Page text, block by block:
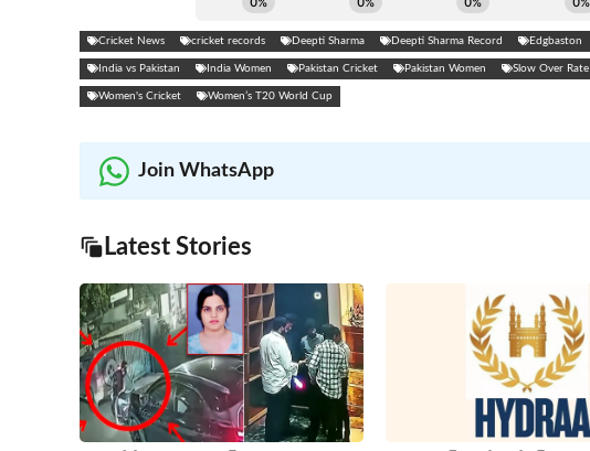
Cricket News cricket records Deepti Sharma Deepti Sharma Record Edgbaston
India vs Pakistan India Women Pakistan Cricket Pakistan Women Slow Over Rate
Women's Cricket Women’s T20 World Cup
Join WhatsApp
Latest Stories